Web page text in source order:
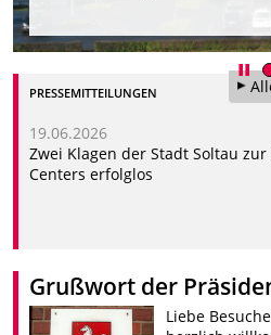
PRESSEMITTEILUNGEN
19.06.2026
Zwei Klagen der Stadt Soltau
Centers erfolglos
Grußwort der
Liebe